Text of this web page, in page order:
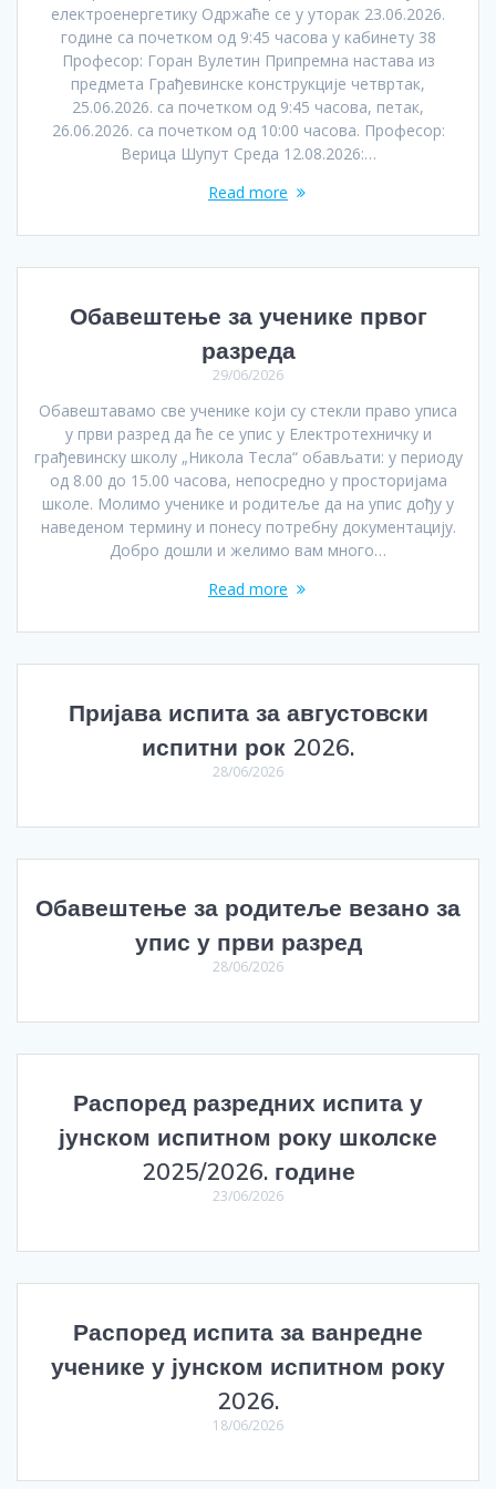
електроенергетику Одржаће се у уторак 23.06.2026.
године са почетком од 9:45 часова у кабинету 38
Професор: Горан Вулетин Припремна настава из
предмета Грађевинске конструкције четвртак,
25.06.2026. са почетком од 9:45 часова, петак,
26.06.2026. са почетком од 10:00 часова. Професор:
Верица Шупут Среда 12.08.2026:…
Read more
Обавештење за ученике првог
разреда
29/06/2026
Обавештавамо све ученике који су стекли право уписа
у први разред да ће се упис у Електротехничку и
грађевинску школу „Никола Тесла“ обављати: у периоду
од 8.00 до 15.00 часова, непосредно у просторијама
школе. Молимо ученике и родитеље да на упис дођу у
наведеном термину и понесу потребну документацију.
Добро дошли и желимо вам много…
Read more
Пријава испита за августовски
испитни рок 2026.
28/06/2026
Обавештење за родитеље везано за
упис у први разред
28/06/2026
Распоред разредних испита у
јунском испитном року школске
2025/2026. године
23/06/2026
Распоред испита за ванредне
ученике у јунском испитном року
2026.
18/06/2026